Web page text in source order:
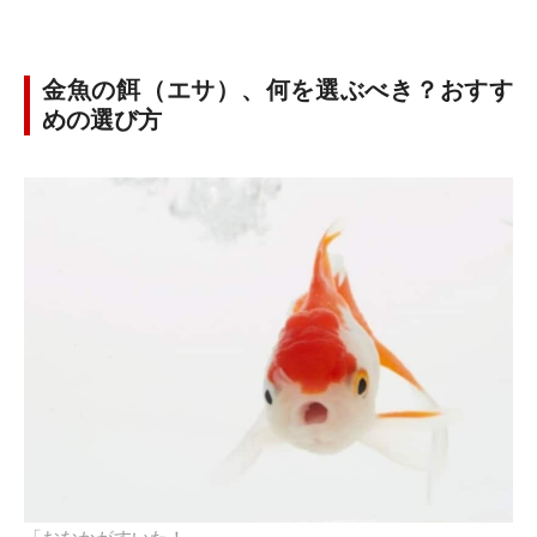
金魚の餌（エサ）、何を選ぶべき？おすす
めの選び方